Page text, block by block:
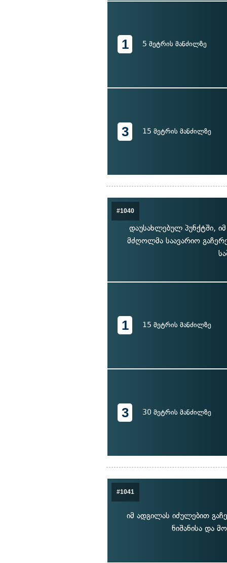
1 5 მეტრის მანძილზე
3 15 მეტრის მანძილზე
#1040
დაუსახლებულ პუნქტში,
მძღოლმა საავარიო
1 15 მეტრის მანძილზე
3 30 მეტრის მანძილზე
#1041
იმ ადგილას იძულებით
ნიშანისა და